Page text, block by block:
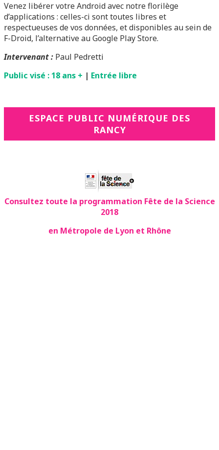
Venez libérer votre Android avec notre florilège
d’applications : celles-ci sont toutes libres et
respectueuses de vos données, et disponibles au sein de
F-Droid, l’alternative au Google Play Store.
Intervenant : Paul Pedretti
Public visé : 18 ans + | Entrée libre
ESPACE PUBLIC NUMÉRIQUE DES
RANCY
Consultez toute la programmation Fête de la Science
2018
en Métropole de Lyon et Rhône